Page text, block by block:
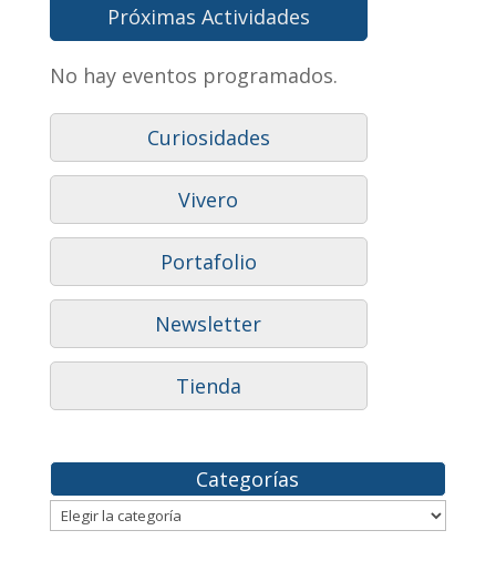
Próximas Actividades
No hay eventos programados.
Curiosidades
Vivero
Portafolio
Newsletter
Tienda
Categorías
Categorías